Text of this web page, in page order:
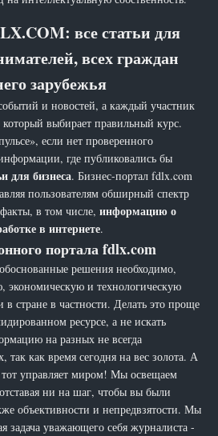
все статьи для
всех граждан
зарубежья
и новостей, а каждый участник
который выбирает правильный курс.
если нет проверенного
где публиковались бы
для бизнеса. Бизнес-портал fdlx.com
пользователям обширный спектр
в том числе,информацию о
в интернете.
портала fdlx.com
решения необходимо,
экономическую и технологическую
стране в частности. Делать это проще
ресурсе, а не искать
на разных не всегда
так как время сегодня на вес золота. А
управляет миром! Мы освещаем
ни на шаг, чтобы вы были
объективности и непредвзятости. Мы
задача уважающего себя журналиста -